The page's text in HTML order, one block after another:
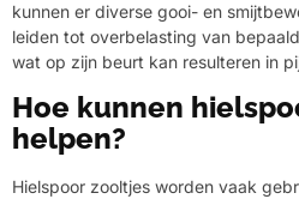
kunnen er diverse gooi- en
leiden tot overbelasting van
wat op zijn beurt kan resulteren in
Hoe kunnen
helpen?
Hielspoor zooltjes worden vaak